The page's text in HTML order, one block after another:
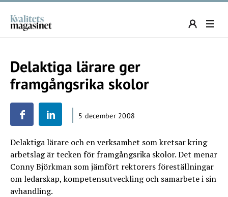
Delaktiga lärare ger
framgångsrika skolor
5 december 2008
Delaktiga lärare och en verksamhet som kretsar kring
arbetslag är tecken för framgångsrika skolor. Det menar
Conny Björkman som jämfört rektorers föreställningar
om ledarskap, kompetensutveckling och samarbete i sin
avhandling.